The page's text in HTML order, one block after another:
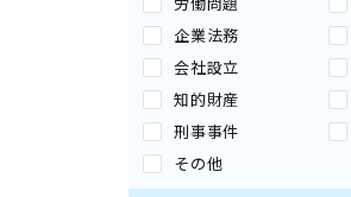
企業法務
会社設立
知的財産
刑事事件
その他